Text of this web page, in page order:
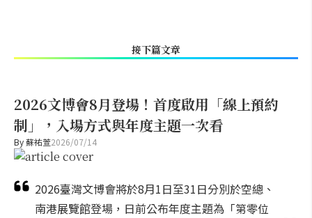
接下篇文章
2026文博會8月登場！首度啟用「線上預約
制」，入場方式與年度主題一次看
By蘇祐萱2026/07/14
2026臺灣文博會將於8月1日至31日分別於空總、
南港展覽館登場，日前公布年度主題為「第零位